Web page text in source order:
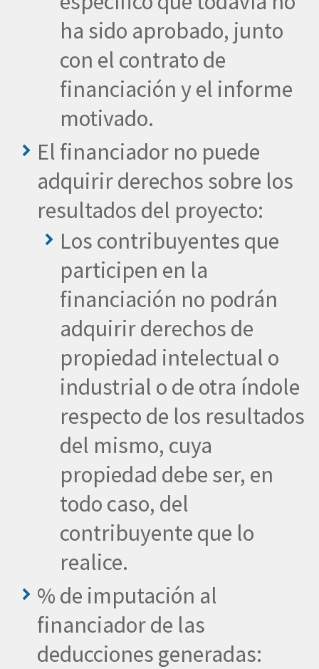
ha sido aprobado, junto
con el contrato de
financiación y el informe
motivado.
El financiador no puede
adquirir derechos sobre los
resultados del proyecto:
Los contribuyentes que
participen en la
financiación no podrán
adquirir derechos de
propiedad intelectual o
industrial o de otra índole
respecto de los resultados
del mismo, cuya
propiedad debe ser, en
todo caso, del
contribuyente que lo
realice.
% de imputación al
financiador de las
deducciones generadas: